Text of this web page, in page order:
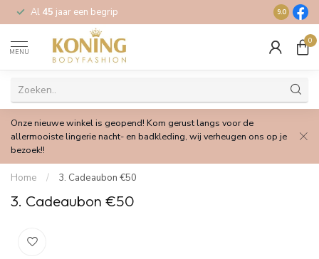
Al 45 jaar een begrip Gratis
9.0
MENU
0
Onze nieuwe winkel is geopend! Kom gerust langs voor de
allermooiste lingerie nacht- en badkleding, wij verheugen ons op je
bezoek!!
Home / 3. Cadeaubon €50
3. Cadeaubon €50